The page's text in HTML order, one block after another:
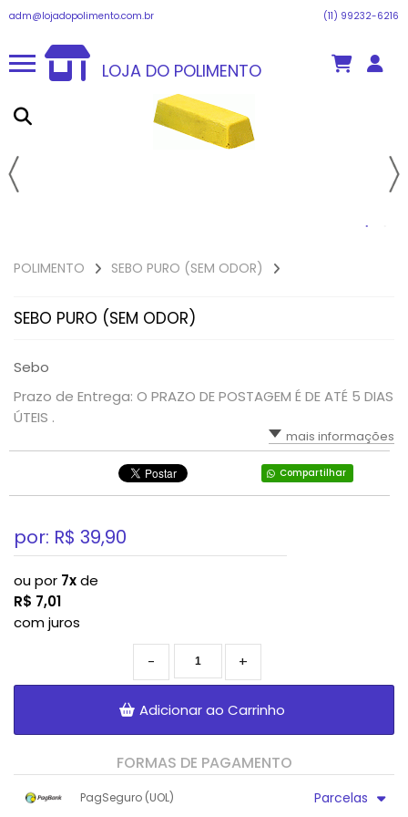
adm@lojadopolimento.com.br (11) 99232-6216
LOJA DO POLIMENTO
POLIMENTO SEBO PURO (SEM ODOR)
SEBO PURO (SEM ODOR)
Sebo
Prazo de Entrega: O PRAZO DE POSTAGEM É DE ATÉ 5 DIAS
ÚTEIS .
mais informações
Compartilhar
por: R$ 39,90
ou por 7xde
R$ 7,01
com juros
+
-
Adicionar ao Carrinho
FORMAS DE PAGAMENTO
PagSeguro (UOL) Parcelas